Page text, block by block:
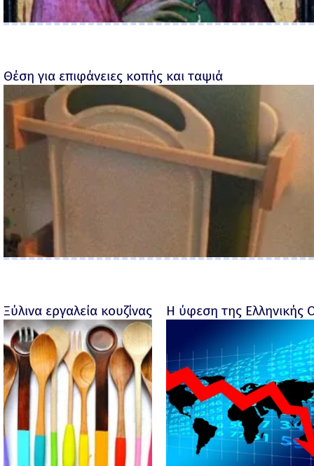
Θέση για επιφάνειες κοπής και ταψιά
Ξύλινα εργαλεία κουζίνας με προσωπικότητα
Η ύφεση της Ελληνικής